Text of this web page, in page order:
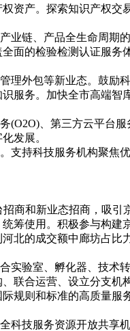
资产。探索知识产权交
链、产品全生命周期
面的检验检测认证服务
理外包等新业态。鼓励
务。加快全市高端智
、第三方云平台
发展。
支持科技服务机构聚焦
商和新业态招商，吸
筹使用。积极参与构建
北的成交额中廊坊占比
实验室、孵化器、技术
联合运营、设立分支
规则和标准的高质量
科技服务资源开放共享